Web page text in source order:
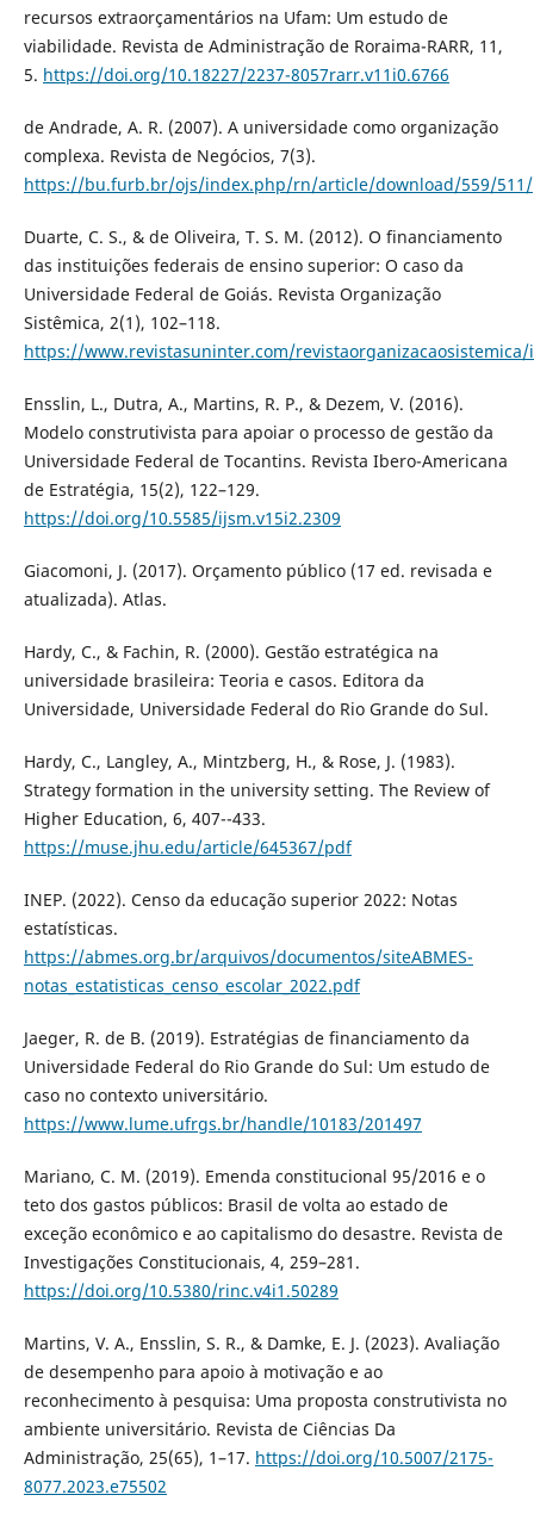
recursos extraorçamentários na Ufam: Um estudo de
viabilidade. Revista de Administração de Roraima-RARR, 11,
5. https://doi.org/10.18227/2237-8057rarr.v11i0.6766
de Andrade, A. R. (2007). A universidade como organização
complexa. Revista de Negócios, 7(3).
https://bu.furb.br/ojs/index.php/rn/article/download/559/511/
Duarte, C. S., & de Oliveira, T. S. M. (2012). O financiamento
das instituições federais de ensino superior: O caso da
Universidade Federal de Goiás. Revista Organização
Sistêmica, 2(1), 102–118.
https://www.revistasuninter.com/
Ensslin, L., Dutra, A., Martins, R. P., & Dezem, V. (2016).
Modelo construtivista para apoiar o processo de gestão da
Universidade Federal de Tocantins. Revista Ibero-Americana
de Estratégia, 15(2), 122–129.
https://doi.org/10.5585/ijsm.v15i2.2309
Giacomoni, J. (2017). Orçamento público (17 ed. revisada e
atualizada). Atlas.
Hardy, C., & Fachin, R. (2000). Gestão estratégica na
universidade brasileira: Teoria e casos. Editora da
Universidade, Universidade Federal do Rio Grande do Sul.
Hardy, C., Langley, A., Mintzberg, H., & Rose, J. (1983).
Strategy formation in the university setting. The Review of
Higher Education, 6, 407--433.
https://muse.jhu.edu/article/645367/pdf
INEP. (2022). Censo da educação superior 2022: Notas
estatísticas.
https://abmes.org.br/arquivos/documentos/siteABMES-
notas_estatisticas_censo_escolar_2022.pdf
Jaeger, R. de B. (2019). Estratégias de financiamento da
Universidade Federal do Rio Grande do Sul: Um estudo de
caso no contexto universitário.
https://www.lume.ufrgs.br/handle/10183/201497
Mariano, C. M. (2019). Emenda constitucional 95/2016 e o
teto dos gastos públicos: Brasil de volta ao estado de
exceção econômico e ao capitalismo do desastre. Revista de
Investigações Constitucionais, 4, 259–281.
https://doi.org/10.5380/rinc.v4i1.50289
Martins, V. A., Ensslin, S. R., & Damke, E. J. (2023). Avaliação
de desempenho para apoio à motivação e ao
reconhecimento à pesquisa: Uma proposta construtivista no
ambiente universitário. Revista de Ciências Da
Administração, 25(65), 1–17. https://doi.org/10.5007/2175-
8077.2023.e75502